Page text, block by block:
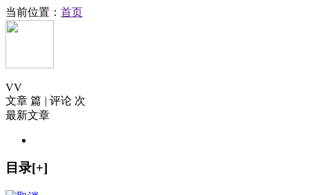
当前位置： 首页
VV
文章 篇 | 评论 次
最新文章
目录[+]